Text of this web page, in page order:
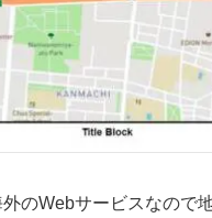
のWebサービスなので